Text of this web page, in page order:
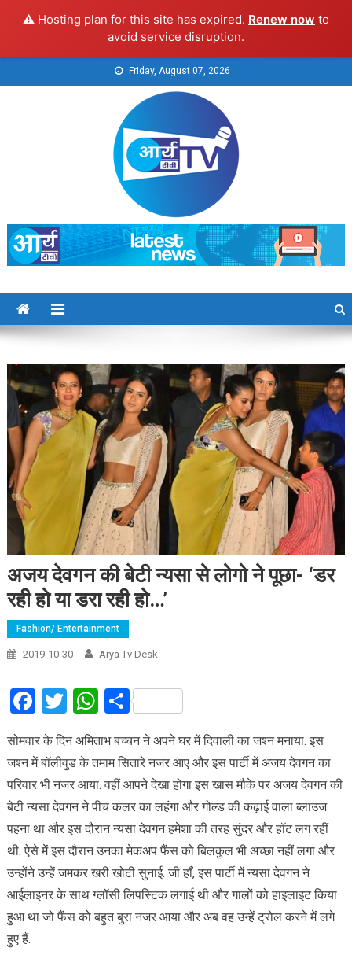
⚠️ Hosting plan for this site has expired. Renew now to
avoid service disruption.
to
Friday, August 07, 2026
Arya TV
अजय देवगन की बेटी न्यसा से लोगो ने पूछा- ‘डर
रही हो या डरा रही हो…’
Fashion/ Entertainment
2019-10-30 Arya Tv Desk
Facebook
Twitter
WhatsApp
Share
सोमवार के दिन अमिताभ बच्चन ने अपने घर में दिवाली का जश्न मनाया. इस
जश्न में बॉलीवुड के तमाम सितारे नजर आए और इस पार्टी में अजय देवगन का
परिवार भी नजर आया. वहीं आपने देखा होगा इस खास मौके पर अजय देवगन की
बेटी न्यसा देवगन ने पीच कलर का लहंगा और गोल्ड की कढ़ाई वाला ब्लाउज
पहना था और इस दौरान न्यसा देवगन हमेशा की तरह सुंदर और हॉट लग रहीं
थी. ऐसे में इस दौरान उनका मेकअप फैंस को बिलकुल भी अच्छा नहीं लगा और
उन्होंने उन्हें जमकर खरी खोटी सुनाई. जी हाँ, इस पार्टी में न्यसा देवगन ने
आईलाइनर के साथ ग्लॉसी लिपस्टिक लगाई थी और गालों को हाइलाइट किया
हुआ था जो फैंस को बहुत बुरा नजर आया और अब वह उन्हें ट्रोल करने में लगे
हुए हैं.